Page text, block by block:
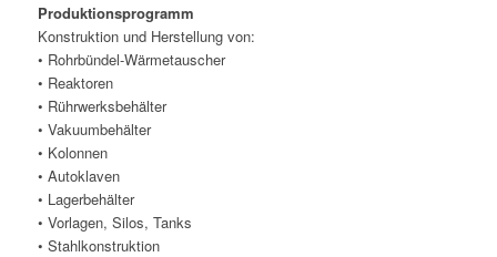
Produktionsprogramm
Konstruktion und Herstellung von:
• Rohrbündel-Wärmetauscher
• Reaktoren
• Rührwerksbehälter
• Vakuumbehälter
• Kolonnen
• Autoklaven
• Lagerbehälter
• Vorlagen, Silos, Tanks
• Stahlkonstruktion